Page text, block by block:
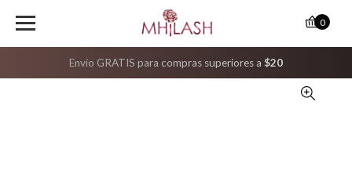
Envío GRATIS para compras superiores a $20
0